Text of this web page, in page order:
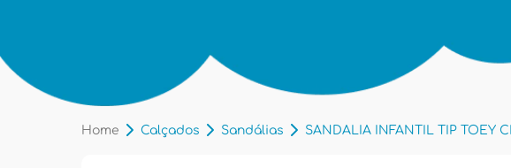
Home Calçados Sandálias SANDALIA INFANTIL TIP TOEY